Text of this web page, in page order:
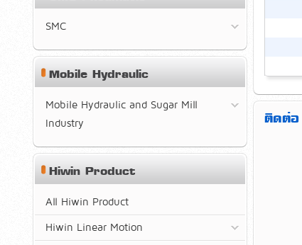
ติดต่
SMC
Mobile Hydraulic
Mobile Hydraulic and Sugar Mill
Industry
Hiwin Product
All Hiwin Product
Hiwin Linear Motion